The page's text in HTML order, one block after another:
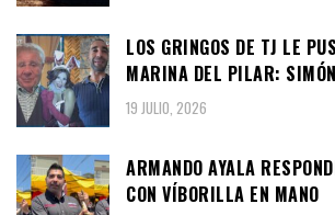
LOS GRINGOS DE TJ LE
MARINA DEL PILAR:
19 JULIO, 2026
ARMANDO AYALA
CON VÍBORILLA EN MANO